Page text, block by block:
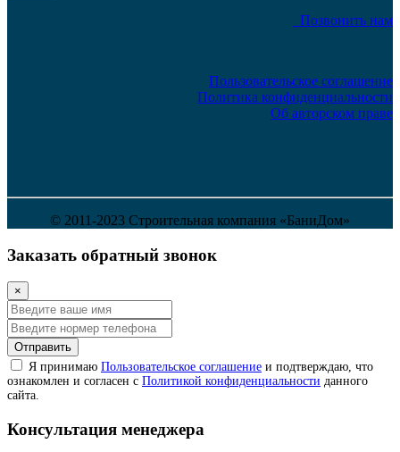
Позвонить нам
Пользовательское соглашение
Политика конфиденциальности
Об авторском праве
© 2011-2023 Строительная компания «БаниДом»
Заказать обратный звонок
×
Отправить
Я принимаю Пользовательское соглашение и подтверждаю, что
ознакомлен и согласен с Политикой конфиденциальности данного
сайта.
Консультация менеджера